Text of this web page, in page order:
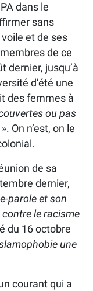
dans le
sans
et de ses
de ce
dernier, jusqu’à
d’été une
des femmes à
ou pas
On n’est, on le
de sa
dernier,
parole et son
le racisme
du 16 octobre
une
courant qui a